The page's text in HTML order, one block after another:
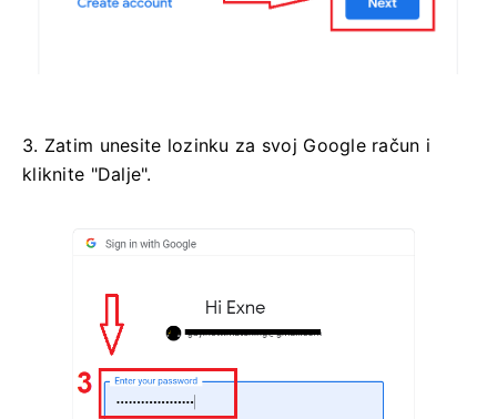
3. Zatim unesite lozinku za svoj Google račun i
kliknite "Dalje".